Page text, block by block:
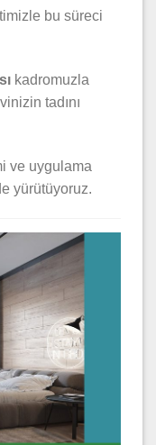
bu süreci
kadromuzla
tadını
ve uygulama
yürütüyoruz.